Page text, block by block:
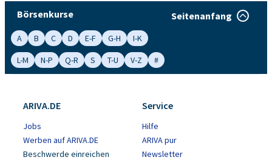
Börsenkurse Seitenanfang
A B C D E-F G-H
I-K
L-M
N-P Q-R S T-U V-Z #
ARIVA.DE
Jobs
Werben auf ARIVA.DE
Beschwerde einreichen
Service
Hilfe
ARIVA pur
Newsletter